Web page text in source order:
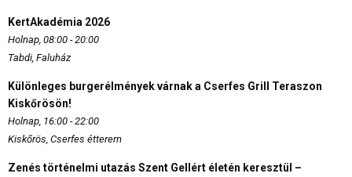
KertAkadémia 2026
Holnap, 08:00 - 20:00
Tabdi, Faluház
Különleges burgerélmények várnak a Cserfes Grill Teraszon
Kiskőrösön!
Holnap, 16:00 - 22:00
Kiskőrös, Cserfes étterem
Zenés történelmi utazás Szent Gellért életén keresztül –